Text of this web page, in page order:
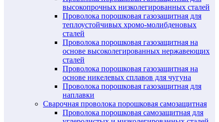
высокопрочных низколегированных сталей
Проволока порошковая газозащитная для
теплоустойчивых хромо-молибденовых
сталей
Проволока порошковая газозащитная на
основе высоколегированных нержавеющих
сталей
Проволока порошковая газозащитная на
основе никелевых сплавов для чугуна
Проволока порошковая газозащитная для
наплавки
Сварочная проволока порошковая самозащитная
Проволока порошковая самозащитная для